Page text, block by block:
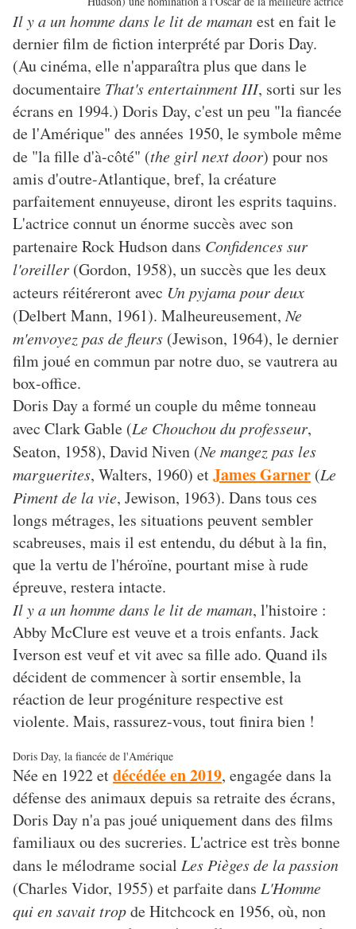
Il y a un homme dans le lit de mamanest en fait le
dernier film de fiction interprété par Doris Day.
(Au cinéma, elle n'apparaîtra plus que dans le
documentaire That's entertainment III, sorti sur les
écrans en 1994.) Doris Day, c'est un peu "la fiancée
de l'Amérique" des années 1950, le symbole même
de "la fille d'à-côté" (the girl next door) pour nos
amis d'outre-Atlantique, bref, la créature
parfaitement ennuyeuse, diront les esprits taquins.
L'actrice connut un énorme succès avec son
partenaire Rock Hudson dans Confidences sur
l'oreiller (Gordon, 1958), un succès que les deux
acteurs réitéreront avec Un pyjama pour deux
(Delbert Mann, 1961). Malheureusement,Ne
m'envoyez pas de fleurs (Jewison, 1964), le dernier
film joué en commun par notre duo, se vautrera au
box-office.
Doris Day a formé un couple du même tonneau
avec Clark Gable (Le Chouchou du professeur,
Seaton, 1958), David Niven (Ne mangez pas les
marguerites, Walters, 1960) etJames Garner (Le
Piment de la vie, Jewison, 1963). Dans tous ces
longs métrages, les situations peuvent sembler
scabreuses, mais il est entendu, du début à la fin,
que la vertu de l'héroïne, pourtant mise à rude
épreuve, restera intacte.
Il y a un homme dans le lit de maman, l'histoire :
Abby McClure est veuve et a trois enfants. Jack
Iverson est veuf et vit avec sa fille ado. Quand ils
décident de commencer à sortir ensemble, la
réaction de leur progéniture respective est
violente. Mais, rassurez-vous, tout finira bien !
Doris Day, la fiancée de l'Amérique
Née en 1922 etdécédée en 2019, engagée dans la
défense des animaux depuis sa retraite des écrans,
Doris Day n'a pas joué uniquement dans des films
familiaux ou des sucreries. L'actrice est très bonne
dans le mélodrame social Les Pièges de la passion
(Charles Vidor, 1955) et parfaite dans L'Homme
qui en savait tropde Hitchcock en 1956, où, non